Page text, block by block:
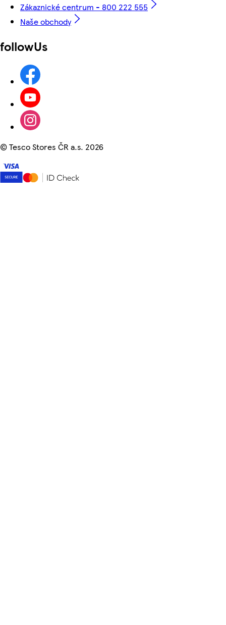
Zákaznické centrum - 800 222 555
Naše obchody
followUs
©Tesco Stores ČR a.s. 2026